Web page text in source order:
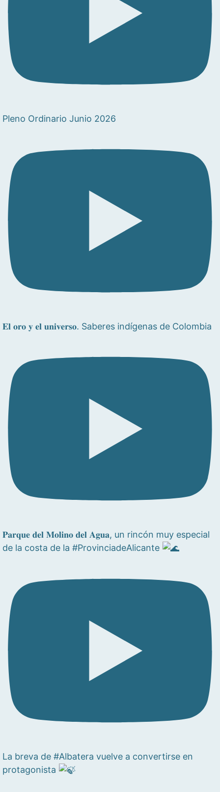
Pleno Ordinario Junio 2026
𝐄𝐥 𝐨𝐫𝐨 𝐲 𝐞𝐥 𝐮𝐧𝐢𝐯𝐞𝐫𝐬𝐨. Saberes indígenas de Colombia
𝐏𝐚𝐫𝐪𝐮𝐞 𝐝𝐞𝐥 𝐌𝐨𝐥𝐢𝐧𝐨 𝐝𝐞𝐥 𝐀𝐠𝐮𝐚, un rincón muy especial
de la costa de la #ProvinciadeAlicante
La breva de #Albatera vuelve a convertirse en
protagonista